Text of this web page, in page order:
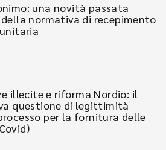
una novità passata
normativa di recepimento
illecite e riforma Nordio: il
questione di legittimità
per la fornitura delle